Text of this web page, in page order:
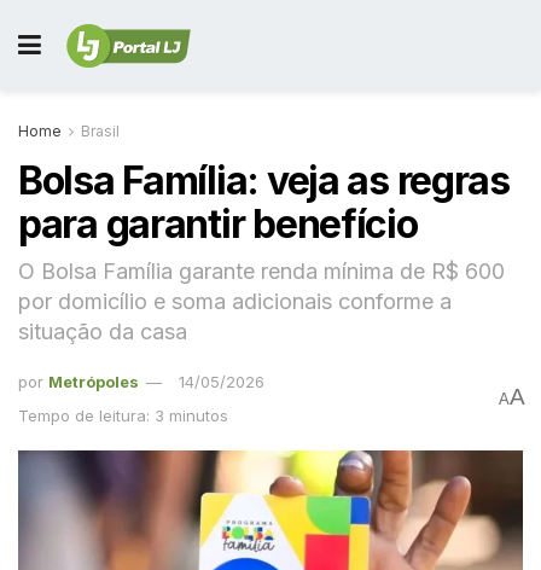
Home Brasil
Bolsa Família: veja as regras
para garantir benefício
O Bolsa Família garante renda mínima de R$ 600
por domicílio e soma adicionais conforme a
situação da casa
por Metrópoles
14/05/2026
Tempo de leitura: 3 minutos
AA